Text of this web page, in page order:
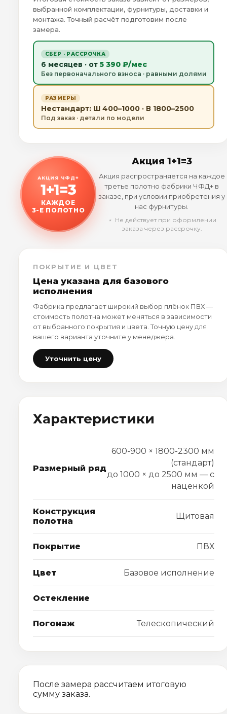
выбранной комплектации, фурнитуры, доставки и
монтажа. Точный расчёт подготовим после
замера.
СБЕР · РАССРОЧКА
6 месяцев · от 5 390 ₽/мес
Без первоначального взноса · равными долями
РАЗМЕРЫ
Нестандарт: Ш 400–1000 · В 1800–2500
Под заказ · детали по модели
АКЦИЯ ЧФД+
1+1=3
КАЖДОЕ
3-Е ПОЛОТНО
Акция 1+1=3
Акция распространяется на каждое
третье полотно фабрики ЧФД+ в
заказе, при условии приобретения у
нас фурнитуры.
﹡ Не действует при оформлении
заказа через рассрочку.
ПОКРЫТИЕ И ЦВЕТ
Цена указана для базового
исполнения
Фабрика предлагает широкий выбор плёнок ПВХ —
стоимость полотна может меняться в зависимости
от выбранного покрытия и цвета. Точную цену для
вашего варианта уточните у менеджера.
Уточнить цену
Характеристики
Размерный ряд
600-900 × 1800-2300 мм
(стандарт)
до 1000 × до 2500 мм — с
наценкой
Конструкция
полотна
Щитовая
Покрытие ПВХ
Цвет Базовое исполнение
Остекление
Погонаж Телескопический
После замера рассчитаем итоговую
сумму заказа.